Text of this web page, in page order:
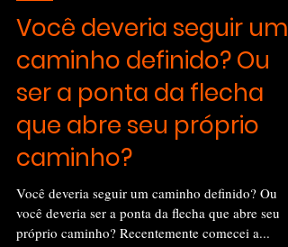
18 de out. de 2023
3 min de leitura
Vida
Você deveria seguir um
caminho definido? Ou
ser a ponta da flecha
que abre seu próprio
caminho?